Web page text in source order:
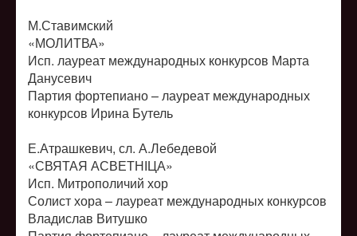
М.Ставимский
«МОЛИТВА»
Исп. лауреат международных конкурсов Марта
Данусевич
Партия фортепиано – лауреат международных
конкурсов Ирина Бутель
Е.Атрашкевич, сл. А.Лебедевой
«СВЯТАЯ АСВЕТНІЦА»
Исп. Митрополичий хор
Солист хора – лауреат международных конкурсов
Владислав Витушко